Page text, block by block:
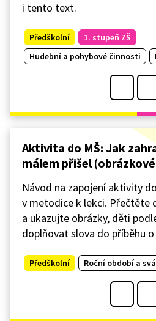
i tento text.
Předškolní
1. stupeň ZŠ
Hudební a pohybové činnosti
Aktivita do MŠ: Jak
málem přišel
Návod na zapojení aktivity
v metodice k lekci. Přečtěte
a ukazujte obrázky, děti
doplňovat slova do příběhu
Předškolní Roční období a